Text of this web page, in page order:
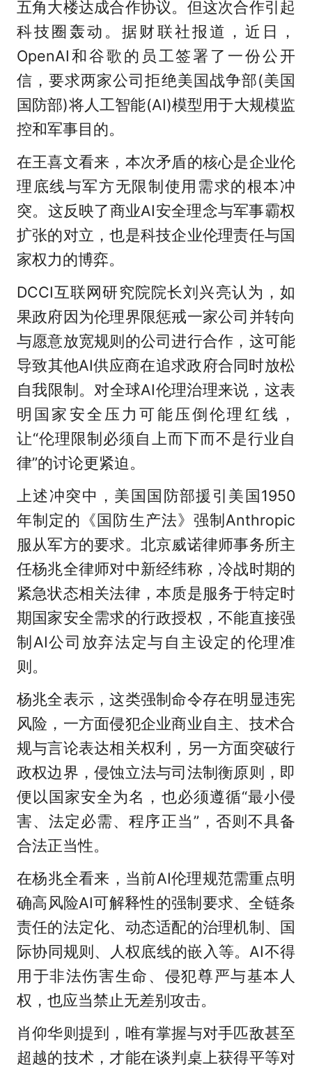
五角大楼达成合作协议。但这次合作引起
科技圈轰动。据财联社报道，近日，
OpenAI和谷歌的员工签署了一份公开
信，要求两家公司拒绝美国战争部(美国
国防部)将人工智能(AI)模型用于大规模监
控和军事目的。
在王喜文看来，本次矛盾的核心是企业伦
理底线与军方无限制使用需求的根本冲
突。这反映了商业AI安全理念与军事霸权
扩张的对立，也是科技企业伦理责任与国
家权力的博弈。
DCCI互联网研究院院长刘兴亮认为，如
果政府因为伦理界限惩戒一家公司并转向
与愿意放宽规则的公司进行合作，这可能
导致其他AI供应商在追求政府合同时放松
自我限制。对全球AI伦理治理来说，这表
明国家安全压力可能压倒伦理红线，
让“伦理限制必须自上而下而不是行业自
律”的讨论更紧迫。
上述冲突中，美国国防部援引美国1950
年制定的《国防生产法》强制Anthropic
服从军方的要求。北京威诺律师事务所主
任杨兆全律师对中新经纬称，冷战时期的
紧急状态相关法律，本质是服务于特定时
期国家安全需求的行政授权，不能直接强
制AI公司放弃法定与自主设定的伦理准
则。
杨兆全表示，这类强制命令存在明显违宪
风险，一方面侵犯企业商业自主、技术合
规与言论表达相关权利，另一方面突破行
政权边界，侵蚀立法与司法制衡原则，即
便以国家安全为名，也必须遵循“最小侵
害、法定必需、程序正当”，否则不具备
合法正当性。
在杨兆全看来，当前AI伦理规范需重点明
确高风险AI可解释性的强制要求、全链条
责任的法定化、动态适配的治理机制、国
际协同规则、人权底线的嵌入等。AI不得
用于非法伤害生命、侵犯尊严与基本人
权，也应当禁止无差别攻击。
肖仰华则提到，唯有掌握与对手匹敌甚至
超越的技术，才能在谈判桌上获得平等对